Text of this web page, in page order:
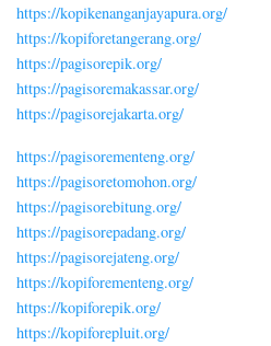
https://kopikenanganjayapura.org/
https://kopiforetangerang.org/
https://pagisorepik.org/
https://pagisoremakassar.org/
https://pagisorejakarta.org/
https://pagisorementeng.org/
https://pagisoretomohon.org/
https://pagisorebitung.org/
https://pagisorepadang.org/
https://pagisorejateng.org/
https://kopiforementeng.org/
https://kopiforepik.org/
https://kopiforepluit.org/